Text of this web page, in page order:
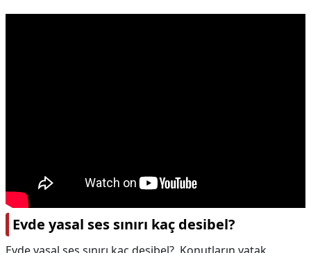
Evde yasal ses sınırı kaç desibel?